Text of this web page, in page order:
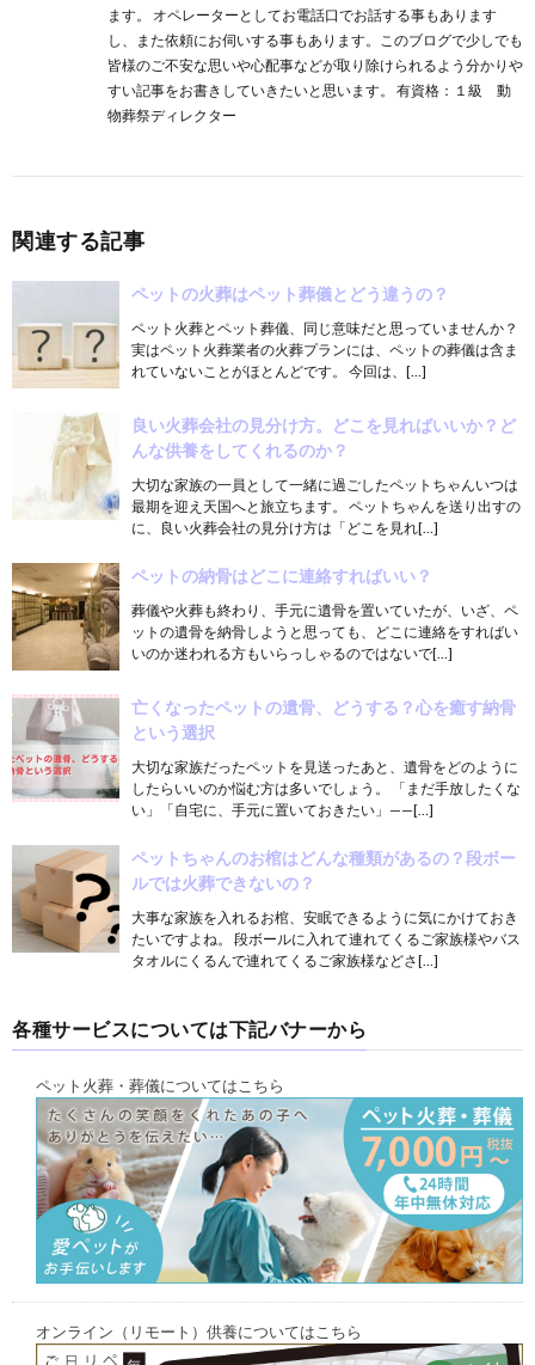
ます。 オペレーターとしてお電話口でお話する事もあります
し、また依頼にお伺いする事もあります。このブログで少しでも
皆様のご不安な思いや心配事などが取り除けられるよう分かりや
すい記事をお書きしていきたいと思います。 有資格：１級 動
物葬祭ディレクター
関連する記事
ペットの火葬はペット葬儀とどう違うの？
ペット火葬とペット葬儀、同じ意味だと思っていませんか？
実はペット火葬業者の火葬プランには、ペットの葬儀は含ま
れていないことがほとんどです。 今回は、[…]
良い火葬会社の見分け方。どこを見ればいいか？ど
んな供養をしてくれるのか？
大切な家族の一員として一緒に過ごしたペットちゃんいつは
最期を迎え天国へと旅立ちます。 ペットちゃんを送り出すの
に、良い火葬会社の見分け方は「どこを見れ[…]
ペットの納骨はどこに連絡すればいい？
葬儀や火葬も終わり、手元に遺骨を置いていたが、いざ、ペ
ットの遺骨を納骨しようと思っても、どこに連絡をすればい
いのか迷われる方もいらっしゃるのではないで[…]
亡くなったペットの遺骨、どうする？心を癒す納骨
という選択
大切な家族だったペットを見送ったあと、遺骨をどのように
したらいいのか悩む方は多いでしょう。 「まだ手放したくな
い」「自宅に、手元に置いておきたい」——[…]
ペットちゃんのお棺はどんな種類があるの？段ボー
ルでは火葬できないの？
大事な家族を入れるお棺、安眠できるように気にかけておき
たいですよね。 段ボールに入れて連れてくるご家族様やバス
タオルにくるんで連れてくるご家族様などさ[…]
各種サービスについては下記バナーから
ペット火葬・葬儀についてはこちら
オンライン（リモート）供養についてはこちら